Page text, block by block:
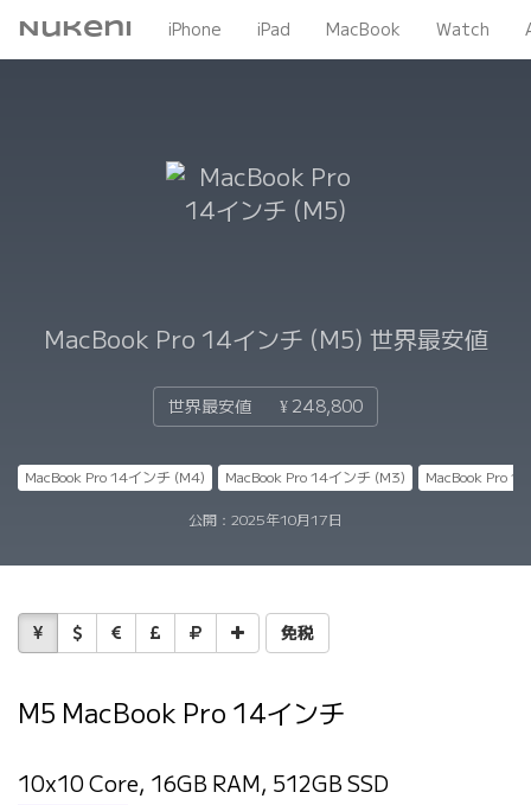
Nukeni iPhone iPad MacBook Watch
MacBook Pro 14インチ (M5) 世界最安値
世界最安値 ¥ 248,800
MacBook Pro 14インチ (M4) MacBook Pro 14インチ (M3) MacBook Pro
公開： 2025年10月17日
免税
M5 MacBook Pro 14インチ
10x10 Core, 16GB RAM, 512GB SSD